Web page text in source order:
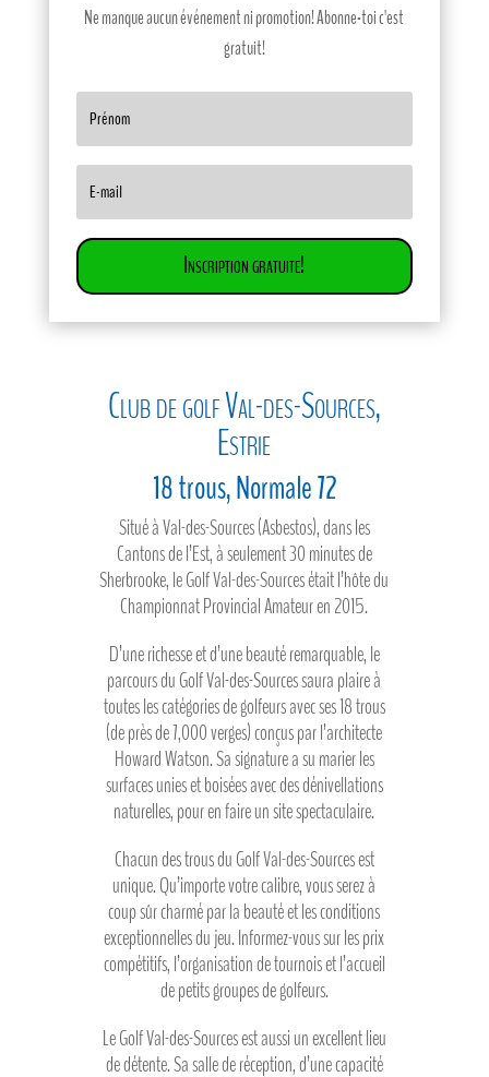
Ne manque aucun événement ni promotion! Abonne-toi c'est
gratuit!
Inscription gratuite!
Club de golf Val-des-Sources,
Estrie
18 trous, Normale 72
Situé à Val-des-Sources (Asbestos), dans les
Cantons de l’Est, à seulement 30 minutes de
Sherbrooke, le Golf Val-des-Sources était l’hôte du
Championnat Provincial Amateur en 2015.
D’une richesse et d’une beauté remarquable, le
parcours du Golf Val-des-Sources saura plaire à
toutes les catégories de golfeurs avec ses 18 trous
(de près de 7,000 verges) conçus par l’architecte
Howard Watson. Sa signature a su marier les
surfaces unies et boisées avec des dénivellations
naturelles, pour en faire un site spectaculaire.
Chacun des trous du Golf Val-des-Sources est
unique. Qu’importe votre calibre, vous serez à
coup sûr charmé par la beauté et les conditions
exceptionnelles du jeu. Informez-vous sur les prix
compétitifs, l’organisation de tournois et l’accueil
de petits groupes de golfeurs.
Le Golf Val-des-Sources est aussi un excellent lieu
de détente. Sa salle de réception, d’une capacité